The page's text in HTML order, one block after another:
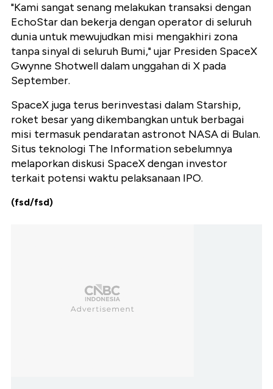
"Kami sangat senang melakukan transaksi dengan
EchoStar dan bekerja dengan operator di seluruh
dunia untuk mewujudkan misi mengakhiri zona
tanpa sinyal di seluruh Bumi," ujar Presiden SpaceX
Gwynne Shotwell dalam unggahan di X pada
September.
SpaceX juga terus berinvestasi dalam Starship,
roket besar yang dikembangkan untuk berbagai
misi termasuk pendaratan astronot NASA di Bulan.
Situs teknologi The Information sebelumnya
melaporkan diskusi SpaceX dengan investor
terkait potensi waktu pelaksanaan IPO.
(fsd/fsd)